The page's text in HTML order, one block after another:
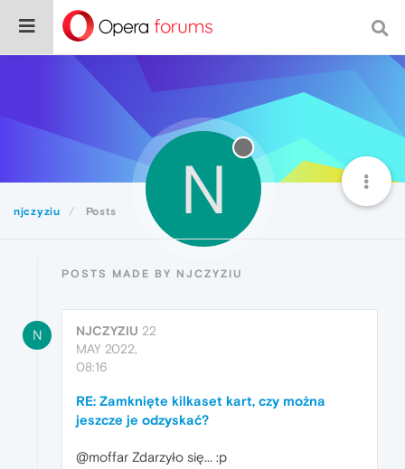
njczyziu Posts N
POSTS MADE BY NJCZYZIU
N NJCZYZIU 22
MAY 2022,
08:16
RE: Zamknięte kilkaset kart, czy można
jeszcze je odzyskać?
@moffar Zdarzyło się... :p